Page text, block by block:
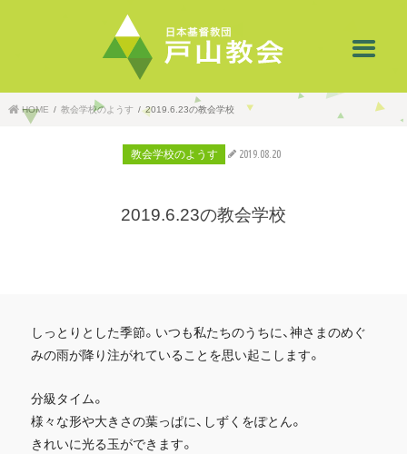
HOME 教会学校のようす 2019.6.23の教会学校
教会学校のようす 2019.08.20
2019.6.23の教会学校
しっとりとした季節。いつも私たちのうちに、神さまのめぐ
みの雨が降り注がれていることを思い起こします。
分級タイム。
様々な形や大きさの葉っぱに、しずくをぽとん。
きれいに光る玉ができます。